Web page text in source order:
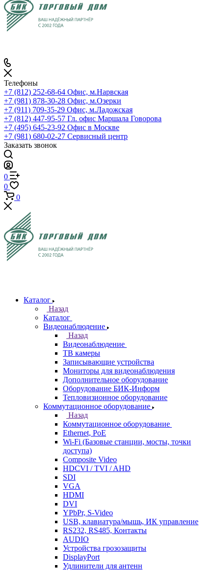
Телефоны
+7 (812) 252-68-64 Офис, м.Нарвская
+7 (981) 878-30-28 Офис, м.Озерки
+7 (911) 709-35-29 Офис, м.Ладожская
+7 (812) 447-95-57 Гл. офис Маршала Говорова
+7 (495) 645-23-92 Офис в Москве
+7 (981) 680-02-27 Сервисный центр
Заказать звонок
0
0
0
Каталог
Назад
Каталог
Видеонаблюдение
Назад
Видеонаблюдение
ТВ камеры
Записывающие устройства
Мониторы для видеонаблюдения
Дополнительное оборудование
Оборудование БИК-Информ
Тепловизионное оборудование
Коммутационное оборудование
Назад
Коммутационное оборудование
Ethernet, PoE
Wi-Fi (Базовые станции, мосты, точки
доступа)
Composite Video
HDCVI / TVI / AHD
SDI
VGA
HDMI
DVI
YPbPr, S-Video
USB, клавиатура/мышь, ИК управление
RS232, RS485, Контакты
AUDIO
Устройства грозозащиты
DisplayPort
Удлинители для антенн